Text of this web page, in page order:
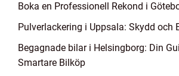
Boka en Professionell Rekond i
Pulverlackering i Uppsala: Skydd och
Begagnade bilar i Helsingborg: Din
Smartare Bilköp